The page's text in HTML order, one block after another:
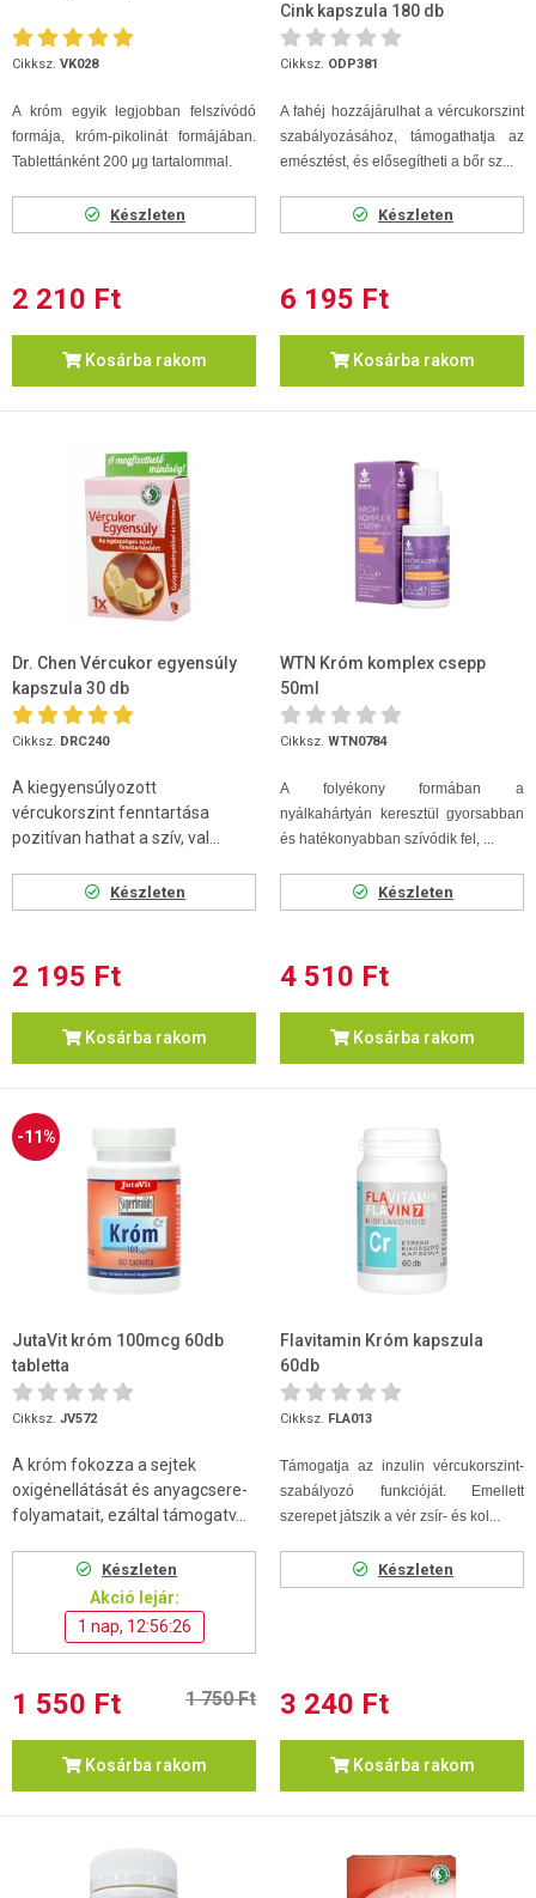
Cikksz. VK028
A króm egyik legjobban felszívódó
formája, króm-pikolinát formájában.
Tablettánként 200 μg tartalommal.
Készleten
2 210 Ft
Kosárba rakom
Cink kapszula 180 db
Cikksz. ODP381
A fahéj hozzájárulhat a vércukorszint
szabályozásához, támogathatja az
emésztést, és elősegítheti a bőr sz...
Készleten
6 195 Ft
Kosárba rakom
Dr. Chen Vércukor egyensúly
kapszula 30 db
Cikksz. DRC240
A kiegyensúlyozott
vércukorszint fenntartása
pozitívan hathat a szív, val...
Készleten
2 195 Ft
Kosárba rakom
WTN Króm komplex csepp
50ml
Cikksz. WTN0784
A folyékony formában a
nyálkahártyán keresztül gyorsabban
és hatékonyabban szívódik fel, ...
Készleten
4 510 Ft
Kosárba rakom
-11%
JutaVit króm 100mcg 60db
tabletta
Cikksz. JV572
A króm fokozza a sejtek
oxigénellátását és anyagcsere-
folyamatait, ezáltal támogatv...
Készleten
Akció lejár:
1 nap, 12:56:25
1 550 Ft 1 750 Ft
Kosárba rakom
Flavitamin Króm kapszula
60db
Cikksz. FLA013
Támogatja az inzulin vércukorszint-
szabályozó funkcióját. Emellett
szerepet játszik a vér zsír- és kol...
Készleten
3 240 Ft
Kosárba rakom